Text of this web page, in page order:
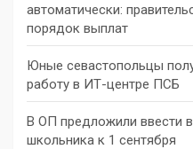
автоматически:
порядок выплат
Юные севастопольцы
работу в ИТ-центре ПСБ
В ОП предложили ввести
школьника к 1 сентября